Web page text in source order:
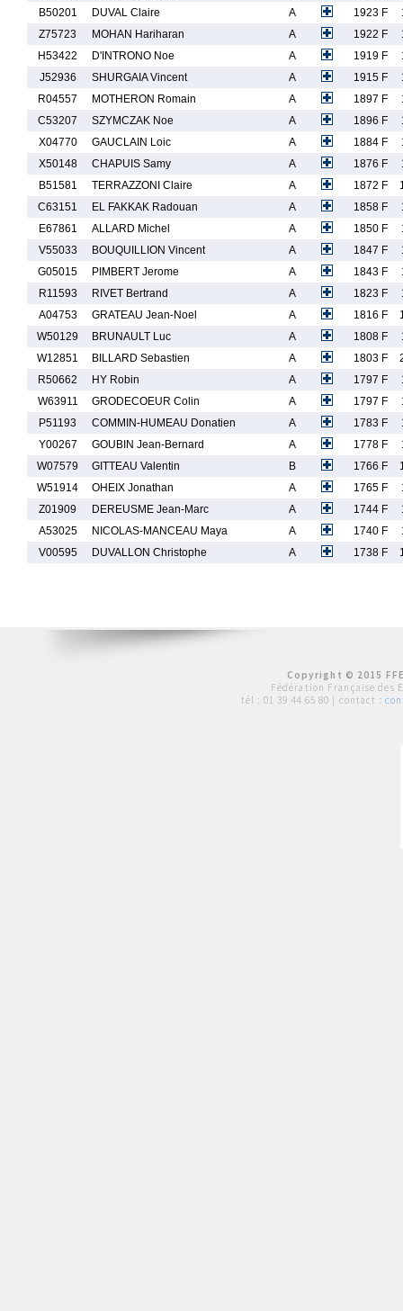
B50201
DUVAL Claire A 1923 F
Z75723
MOHAN Hariharan A 1922 F
H53422
D'INTRONO Noe A 1919 F
J52936
SHURGAIA Vincent A 1915 F
R04557
MOTHERON Romain A 1897 F
C53207
SZYMCZAK Noe A 1896 F
X04770
GAUCLAIN Loic A 1884 F
X50148
CHAPUIS Samy A 1876 F
B51581
TERRAZZONI Claire A 1872 F
C63151
EL FAKKAK Radouan A 1858 F
E67861
ALLARD Michel A 1850 F
V55033
BOUQUILLION Vincent A 1847 F
G05015
PIMBERT Jerome A 1843 F
R11593
RIVET Bertrand A 1823 F
A04753
GRATEAU Jean-Noel A 1816 F
W50129
BRUNAULT Luc A 1808 F
W12851
BILLARD Sebastien A 1803 F
R50662
HY Robin A 1797 F
W63911
GRODECOEUR Colin A 1797 F
P51193
COMMIN-HUMEAU Donatien A 1783 F
Y00267
GOUBIN Jean-Bernard A 1778 F
W07579
GITTEAU Valentin B 1766 F
W51914
OHEIX Jonathan A 1765 F
Z01909
DEREUSME Jean-Marc A 1744 F
A53025
NICOLAS-MANCEAU Maya A 1740 F
V00595
DUVALLON Christophe A 1738 F
Copyright © 2015
Fédération Française des
tél : 01 39 44 65 80 | contact :